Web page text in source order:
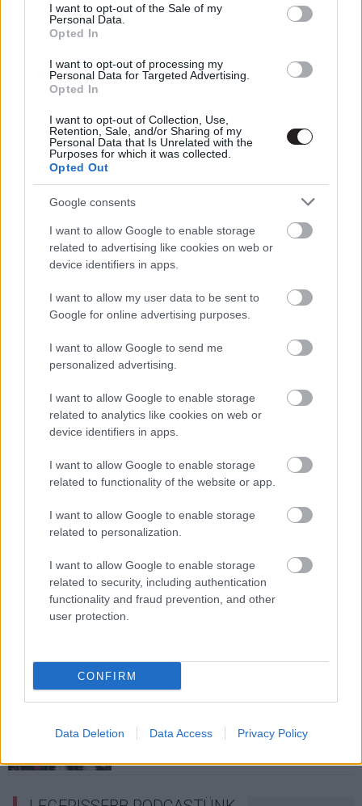
consent section.
I want to opt-out of the Sale of my
Personal Data.
Opted In
I want to opt-out of processing my
Personal Data for Targeted Advertising.
Opted In
I want to opt-out of Collection, Use,
Retention, Sale, and/or Sharing of my
Personal Data that Is Unrelated with the
Purposes for which it was collected.
Opted Out
Google consents
I want to allow Google to enable storage
related to advertising like cookies on web or
device identifiers in apps.
I want to allow my user data to be sent to
Google for online advertising purposes.
I want to allow Google to send me
personalized advertising.
I want to allow Google to enable storage
related to analytics like cookies on web or
device identifiers in apps.
I want to allow Google to enable storage
related to functionality of the website or app.
I want to allow Google to enable storage
related to personalization.
I want to allow Google to enable storage
related to security, including authentication
functionality and fraud prevention, and other
user protection.
CONFIRM
Data Deletion Data Access Privacy Policy
Berobbant az első kedvcsináló Az
benne!
Hír| 2020.08.22 21:30
Rengeteg új infó érkezett a James
Gunn-féle The Suicide Squadról
Hír| 2019.04.06 11:00
Jared Leto kicsit össze van
zavarodva Joker ügyben
Hír | 2017.09.07 20:30
Kerítések - Kritika
Squad 2
Hír| 2017.03.16 13:35
Előzetesen a Suicide Squad
bővített kiadása
Hír | 2016.10.05 17:55
Fences előzetes - Denzel
Washington ismét rendez, és
főszerepet is játszik
| 2016.10.01 09:25
Suicide Squad: Öngyilkos Osztag -
Kibeszélő
Hír| 2016.08.08 20:00
Osztagot
osztag